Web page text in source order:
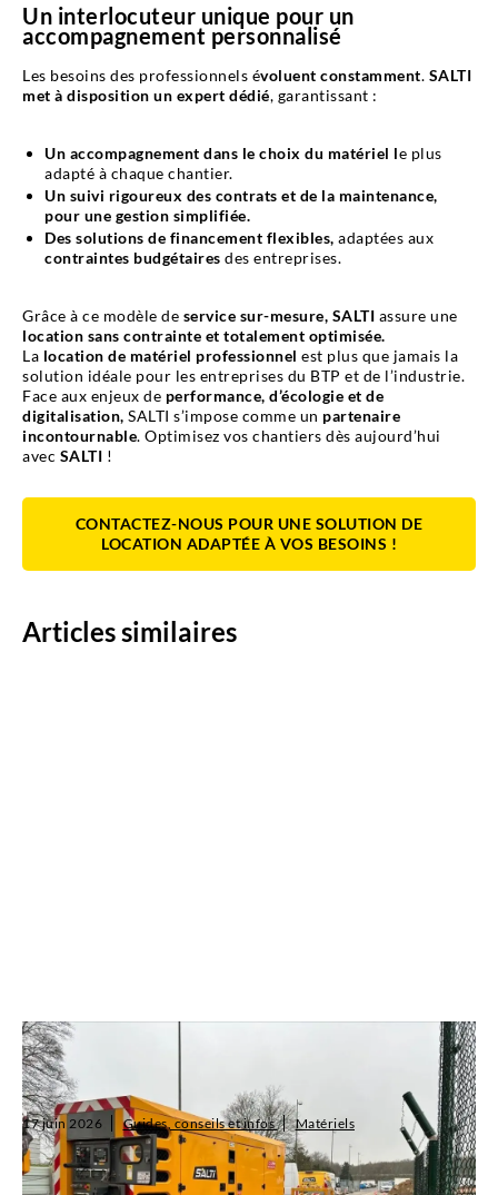
Un interlocuteur unique pour un
accompagnement personnalisé
Les besoins des professionnels évoluent constamment. SALTI
met à disposition un expert dédié, garantissant :
Un accompagnement dans le choix du matériel le plus
adapté à chaque chantier.
Un suivi rigoureux des contrats et de la maintenance,
pour une gestion simplifiée.
Des solutions de financement flexibles, adaptées aux
contraintes budgétaires des entreprises.
Grâce à ce modèle de service sur-mesure, SALTI assure une
location sans contrainte et totalement optimisée.
La location de matériel professionnel est plus que jamais la
solution idéale pour les entreprises du BTP et de l’industrie.
Face aux enjeux de performance, d’écologie et de
digitalisation, SALTI s’impose comme un partenaire
incontournable. Optimisez vos chantiers dès aujourd’hui
avec SALTI !
CONTACTEZ-NOUS POUR UNE SOLUTION DE
LOCATION ADAPTÉE À VOS BESOINS !
Articles similaires
Quelle puissance de groupe électrogène choisir
pour votre chantier (de 20 à 700 kVA) ?
17 juin 2026 Guides, conseils et infos Matériels
Choisir la bonne puissance de groupe électrogène, c'est éviter les
pannes, les surcoûts et les retards. Ce guide vous accompagne :